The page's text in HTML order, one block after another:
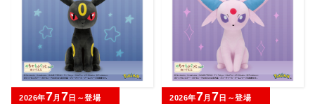
2026年7月 7日～登場 2026年7月 7日～登場